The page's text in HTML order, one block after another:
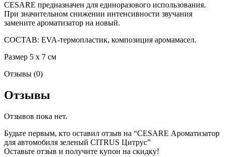
CESARE предназначен для единоразового использования.
При значительном снижении интенсивности звучания
замените ароматизатор на новый.
СОСТАВ: EVA-термопластик, композиция аромамасел.
Размер 5 x 7 см
Отзывы (0)
Отзывы
Отзывов пока нет.
Будьте первым, кто оставил отзыв на “CESARE Ароматизатор
для автомобиля зеленый CITRUS Цитрус”
Оставьте отзыв и получите купон на скидку!